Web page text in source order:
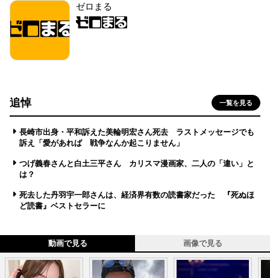
ゼロまる
追悼 一覧を見る
長崎市出身・平和訴えた美輪明宏さん死去 ラストメッセージでも
訴え「愛があれば 戦争なんか起こりません」
つげ義春さんと白土三平さん カリスマ漫画家、二人の「違い」と
は？
死去した丹羽宇一郎さんは、経済界有数の読書家だった 『死ぬほ
ど読書』ベストセラーに
動画で見る 画像で見る